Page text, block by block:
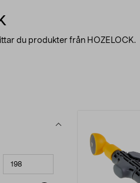
du produkter från HOZELOCK.